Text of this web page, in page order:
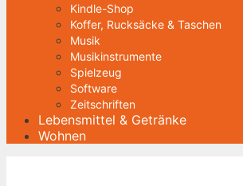
Kindle-Shop
Koffer, Rucksäcke & Taschen
Musik
Musikinstrumente
Spielzeug
Software
Zeitschriften
Lebensmittel & Getränke
Wohnen